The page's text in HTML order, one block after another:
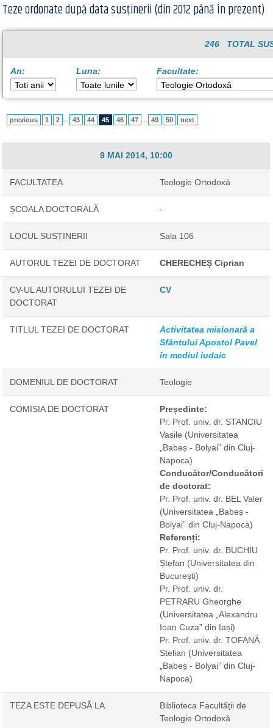
Teze ordonate după data susținerii (din 2012 până în prezent)
246 TOTAL
An: Luna: Facultate:
previous 1 2 43 44 45 46 47 49 50 next
9 MAI 2014, 10:00
FACULTATEA Teologie Ortodoxă
ȘCOALA DOCTORALĂ -
LOCUL SUSȚINERII Sala 106
AUTORUL TEZEI DE DOCTORAT CHERECHEȘ Ciprian
CV-UL AUTORULUI TEZEI DE
DOCTORAT
CV
TITLUL TEZEI DE DOCTORAT
Activitatea misionară a
Sfântului Apostol Pavel
în mediul iudaic
DOMENIUL DE DOCTORAT Teologie
COMISIA DE DOCTORAT
Președinte:
Pr. Prof. univ. dr. STANCIU
Vasile (Universitatea
„Babeș - Bolyai” din Cluj-
Napoca)
Conducător/Conducători
de doctorat:
Pr. Prof. univ. dr. BEL Valer
(Universitatea „Babeș -
Bolyai” din Cluj-Napoca)
Referenți:
Pr. Prof. univ. dr. BUCHIU
Ștefan (Universitatea din
București)
Pr. Prof. univ. dr.
PETRARU Gheorghe
(Universitatea „Alexandru
Ioan Cuza” din Iași)
Pr. Prof. univ. dr. TOFANĂ
Stelian (Universitatea
„Babeș - Bolyai” din Cluj-
Napoca)
TEZA ESTE DEPUSĂ LA
Biblioteca Facultății de
Teologie Ortodoxă